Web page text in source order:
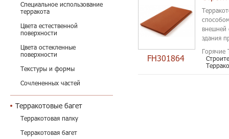
Специальное использование
терракота
Цвета естественной
поверхности
Цвета остекленные
поверхности
Текстуры и формы
Сочлененных частей
Терракотовые багет
Терракотовая палку
Терракотовая багет
FH301864
внешней
здания
Горячие